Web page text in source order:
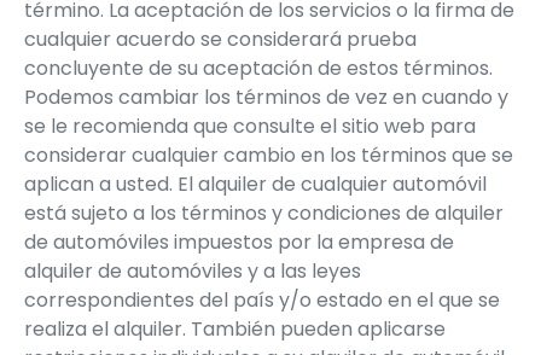
término. La aceptación de los servicios o la firma de
cualquier acuerdo se considerará prueba
concluyente de su aceptación de estos términos.
Podemos cambiar los términos de vez en cuando y
se le recomienda que consulte el sitio web para
considerar cualquier cambio en los términos que se
aplican a usted. El alquiler de cualquier automóvil
está sujeto a los términos y condiciones de alquiler
de automóviles impuestos por la empresa de
alquiler de automóviles y a las leyes
correspondientes del país y/o estado en el que se
realiza el alquiler. También pueden aplicarse